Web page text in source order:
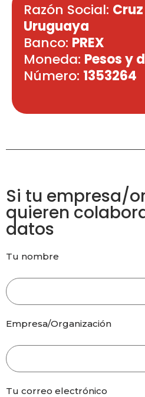
Razón Social:
Uruguaya
Banco: PREX
Moneda: Pesos y
Número: 1353264
Si tu empresa/
quieren
datos
Tu nombre
Empresa/Organización
Tu correo electrónico